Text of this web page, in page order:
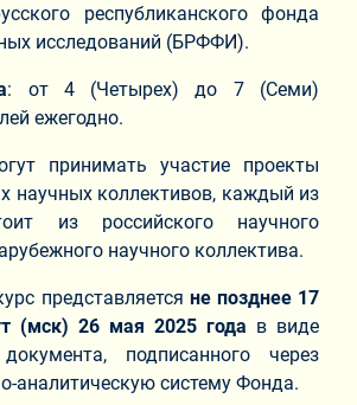
республиканского фонда
исследований (БРФФИ).
: от 4 (Четырех) до 7 (Семи)
ежегодно.
принимать участие проекты
научных коллективов, каждый из
из российского научного
научного коллектива.
представляется не позднее 17
(мск) 26 мая 2025 года в виде
подписанного через
аналитическую систему Фонда.